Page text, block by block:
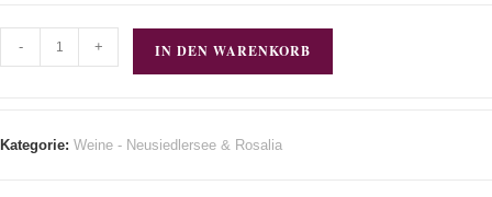
- + IN DEN WARENKORB
Kategorie: Weine - Neusiedlersee & Rosalia